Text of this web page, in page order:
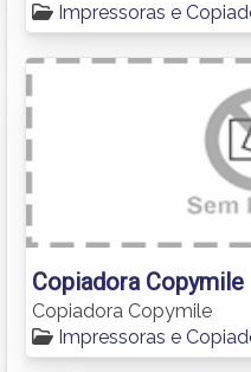
Impressoras e
Copiadora Copymile
Copiadora Copymile
Impressoras e